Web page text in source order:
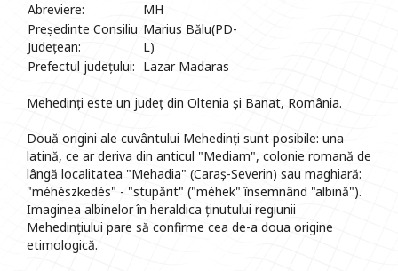
Abreviere:
MH
Președinte Consiliu
Județean:
Marius Bălu(PD-
L)
Prefectul județului: Lazar Madaras
Mehedinți este un județ din Oltenia și Banat, România.
Două origini ale cuvântului Mehedinți sunt posibile: una
latină, ce ar deriva din anticul "Mediam", colonie romană de
lângă localitatea "Mehadia" (Caraș-Severin) sau maghiară:
"méhészkedés" - "stupărit" ("méhek" însemnând "albină").
Imaginea albinelor în heraldica ținutului regiunii
Mehedințiului pare să confirme cea de-a doua origine
etimologică.